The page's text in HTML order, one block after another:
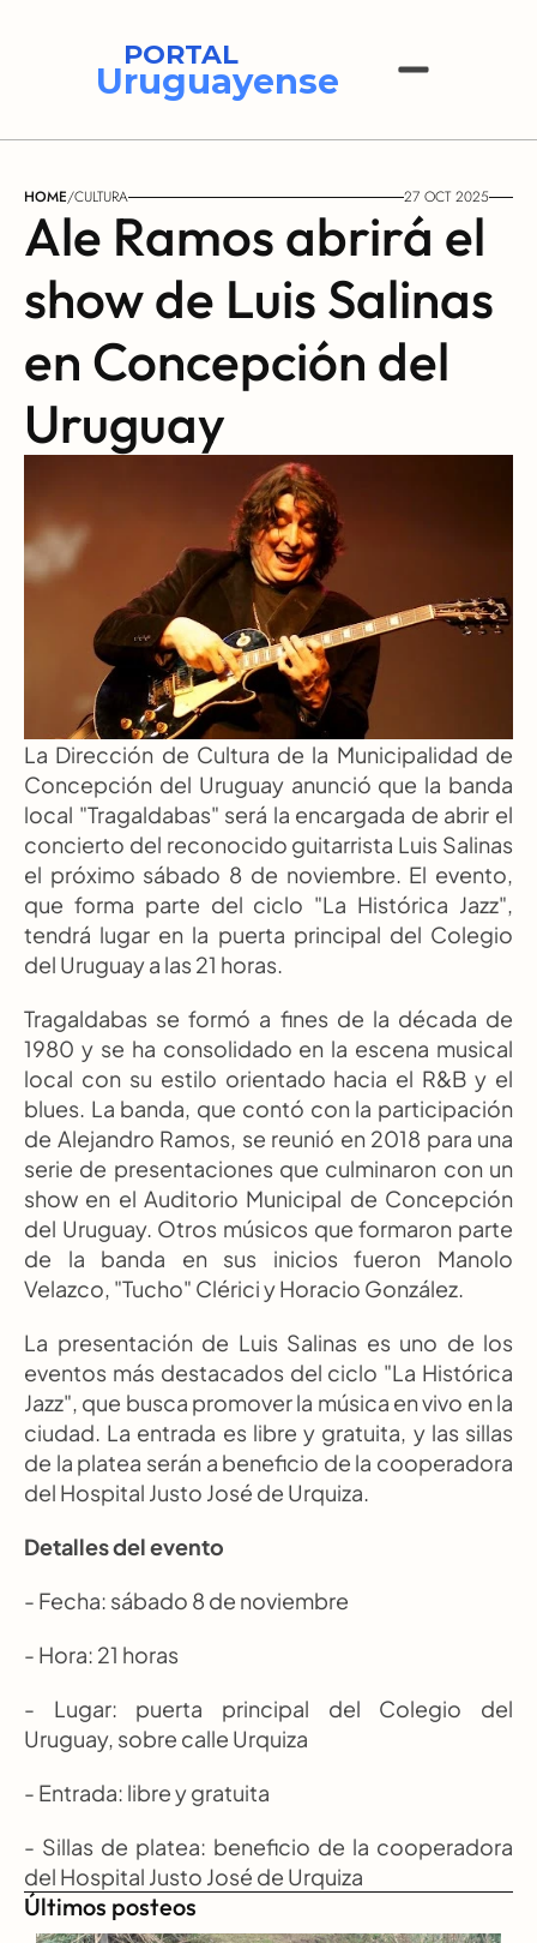
PORTAL
Uruguayense
HOME/CULTURA 27 OCT 2025
Ale Ramos abrirá el
show de Luis Salinas
en Concepción del
Uruguay
La Dirección de Cultura de la Municipalidad de
Concepción del Uruguay anunció que la banda
local "Tragaldabas" será la encargada de abrir el
concierto del reconocido guitarrista Luis Salinas
el próximo sábado 8 de noviembre. El evento,
que forma parte del ciclo "La Histórica Jazz",
tendrá lugar en la puerta principal del Colegio
del Uruguay a las 21 horas.
Tragaldabas se formó a fines de la década de
1980 y se ha consolidado en la escena musical
local con su estilo orientado hacia el R&B y el
blues. La banda, que contó con la participación
de Alejandro Ramos, se reunió en 2018 para una
serie de presentaciones que culminaron con un
show en el Auditorio Municipal de Concepción
del Uruguay. Otros músicos que formaron parte
de la banda en sus inicios fueron Manolo
Velazco, "Tucho" Clérici y Horacio González.
La presentación de Luis Salinas es uno de los
eventos más destacados del ciclo "La Histórica
Jazz", que busca promover la música en vivo en la
ciudad. La entrada es libre y gratuita, y las sillas
de la platea serán a beneficio de la cooperadora
del Hospital Justo José de Urquiza.
Detalles del evento
- Fecha: sábado 8 de noviembre
- Hora: 21 horas
- Lugar: puerta principal del Colegio del
Uruguay, sobre calle Urquiza
- Entrada: libre y gratuita
- Sillas de platea: beneficio de la cooperadora
del Hospital Justo José de Urquiza
Últimos posteos